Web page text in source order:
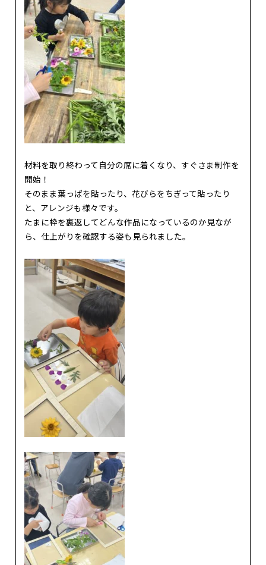
材料を取り終わって自分の席に着くなり、すぐさま制作を
開始！
そのまま葉っぱを貼ったり、花びらをちぎって貼ったり
と、アレンジも様々です。
たまに枠を裏返してどんな作品になっているのか見なが
ら、仕上がりを確認する姿も見られました。